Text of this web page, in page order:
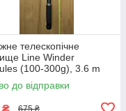
телескопічне
Line Winder
(100-300g), 3.6 m
до відправки